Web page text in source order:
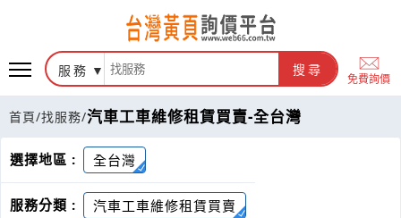
服務 搜尋
免費詢價
首頁/找服務/汽車工車維修租賃買賣-全台灣
選擇地區 : 全台灣
服務分類 : 汽車工車維修租賃買賣